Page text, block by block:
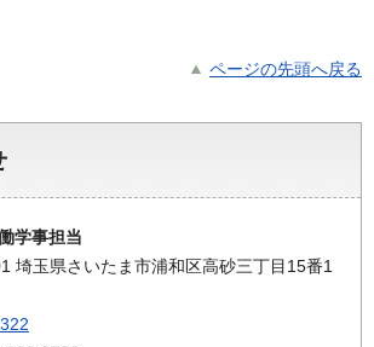
ページの先頭へ戻る
学事担当
埼玉県さいたま市浦和区高砂三丁目15番1